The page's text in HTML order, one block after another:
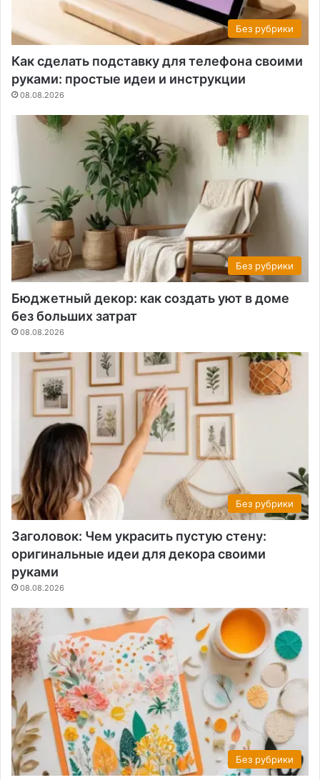
Без рубрики
Как сделать подставку для телефона своими
руками: простые идеи и инструкции
08.08.2026
Без рубрики
Бюджетный декор: как создать уют в доме
без больших затрат
08.08.2026
Без рубрики
Заголовок: Чем украсить пустую стену:
оригинальные идеи для декора своими
руками
08.08.2026
Без рубрики